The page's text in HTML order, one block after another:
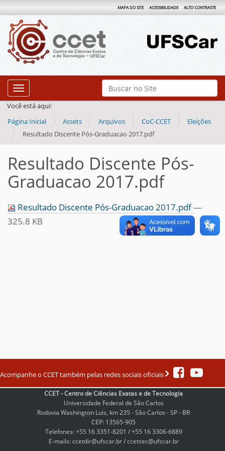
Busca
Busca Avançada…
MAPA DO SITE ACESSIBILIDADE ALTO CONTRASTE
Toggle navigation
Você está aqui:
Página Inicial
Assets Arquivos CoC-CCET
Eleições
Resultado Discente Pós-Graduacao 2017.pdf
Resultado Discente Pós-
Graduacao 2017.pdf
Resultado Discente Pós-Graduacao 2017.pdf—
325.8 KB
Acompanhe o CCET também pelas redes sociais oficiais
CCET - Centro de Ciências Exatas e de Tecnologia
Universidade Federal de São Carlos
Rodovia Washington Luis, km 235 - São Carlos - SP - BR
CEP: 13565-905
Telefones: +55 16 3351-8201 / +55 16 3306-6889
E-mails: ccetdir@ufscar.br / ccetsec@ufscar.br